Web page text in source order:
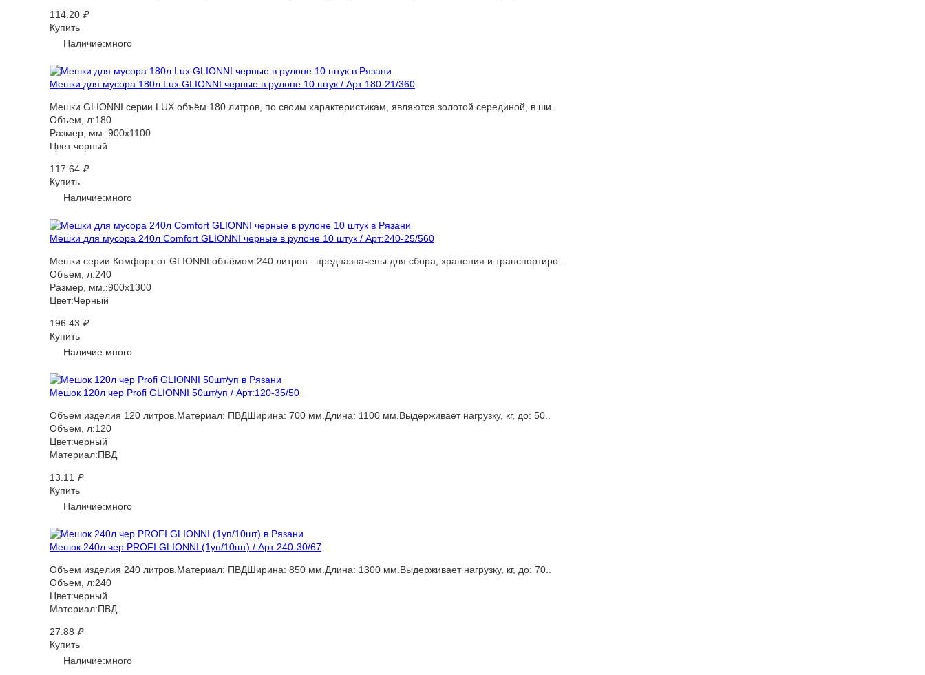
114.20 ₽
Купить
Наличие:много
Мешки для мусора 180л Lux GLIONNI черные в рулоне 10 штук / Арт:180-21/360
Мешки GLIONNI серии LUX объём 180 литров, по своим характеристикам, являются золотой серединой, в ши..
Объем, л:180
Размер, мм.:900х1100
Цвет:черный
117.64 ₽
Купить
Наличие:много
Мешки для мусора 240л Comfort GLIONNI черные в рулоне 10 штук / Арт:240-25/560
Мешки серии Комфорт от GLIONNI объёмом 240 литров - предназначены для сбора, хранения и транспортиро..
Объем, л:240
Размер, мм.:900х1300
Цвет:Черный
196.43 ₽
Купить
Наличие:много
Мешок 120л чер Profi GLIONNI 50шт/уп / Арт:120-35/50
Объем изделия 120 литров.Материал: ПВДШирина: 700 мм.Длина: 1100 мм.Выдерживает нагрузку, кг, до: 50..
Объем, л:120
Цвет:черный
Материал:ПВД
13.11 ₽
Купить
Наличие:много
Мешок 240л чер PROFI GLIONNI (1уп/10шт) / Арт:240-30/67
Объем изделия 240 литров.Материал: ПВДШирина: 850 мм.Длина: 1300 мм.Выдерживает нагрузку, кг, до: 70..
Объем, л:240
Цвет:черный
Материал:ПВД
27.88 ₽
Купить
Наличие:много